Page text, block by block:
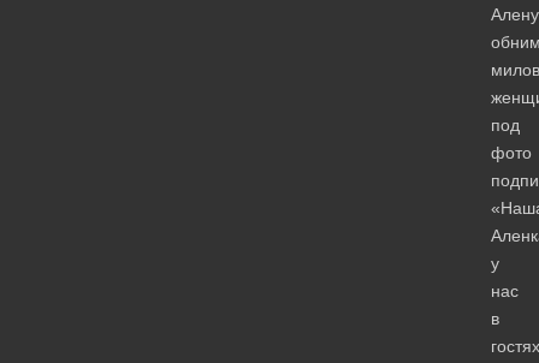
Алену
под
фото
у
нас
в